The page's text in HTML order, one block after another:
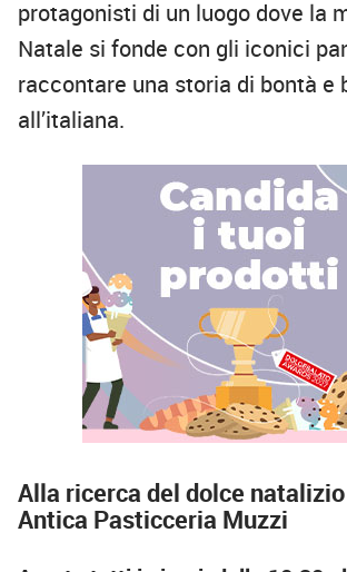
protagonisti di un luogo dove la
Natale si fonde con gli iconici
raccontare una storia di bontà e
all’italiana.
Alla ricerca del dolce
Antica Pasticceria Muzzi